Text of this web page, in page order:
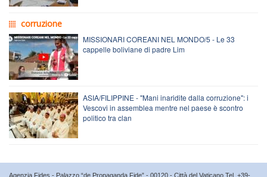
corruzione
MISSIONARI COREANI NEL MONDO/5 - Le 33
cappelle boliviane di padre Lim
ASIA/FILIPPINE - "Mani inaridite dalla corruzione": i
Vescovi in assemblea mentre nel paese è scontro
politico tra clan
Agenzia Fides - Palazzo “de Propaganda Fide” - 00120 - Città del Vaticano Tel. +39-